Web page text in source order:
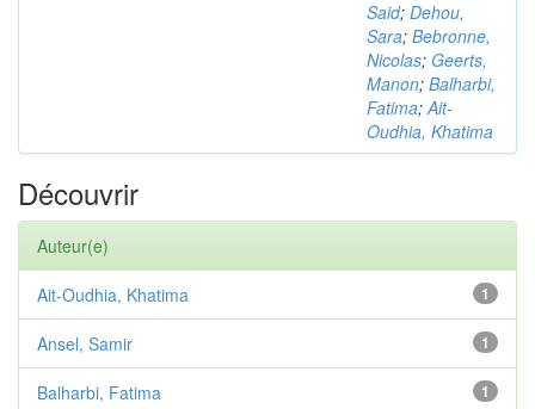
Said; Dehou,
Sara; Bebronne,
Nicolas; Geerts,
Manon; Balharbi,
Fatima;Ait-
Oudhia, Khatima
Découvrir
Auteur(e)
1
Ait-Oudhia, Khatima
1
Ansel, Samir
1
Balharbi, Fatima